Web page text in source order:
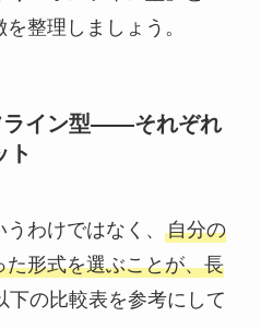
整理しましょう。
ライン型——それぞれ
ト
わけではなく、 自分の
形式を選ぶことが、長
下の比較表を参考にして